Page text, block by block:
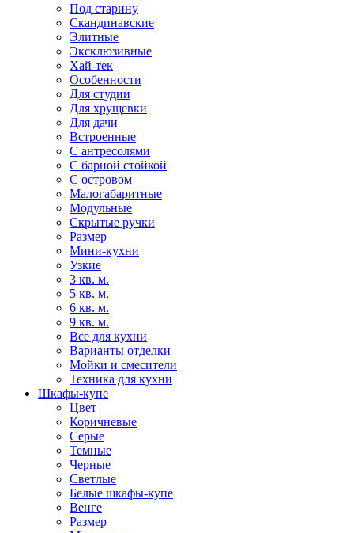
Под старину
Скандинавские
Элитные
Эксклюзивные
Хай-тек
Особенности
Для студии
Для хрущевки
Для дачи
Встроенные
С антресолями
С барной стойкой
С островом
Малогабаритные
Модульные
Скрытые ручки
Размер
Мини-кухни
Узкие
3 кв. м.
5 кв. м.
6 кв. м.
9 кв. м.
Все для кухни
Варианты отделки
Мойки и смесители
Техника для кухни
Шкафы-купе
Цвет
Коричневые
Серые
Темные
Черные
Светлые
Белые шкафы-купе
Венге
Размер